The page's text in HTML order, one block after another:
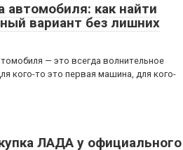
автомобиля: как найти
вариант без лишних
— это всегда волнительное
кого-то это первая машина, для кого-
ЛАДА у официального